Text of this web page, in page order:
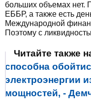
больших объемах нет.
ЕББР, а также есть
Международной
Поэтому с
Читайте также
способна
электроэнергии
мощностей, -